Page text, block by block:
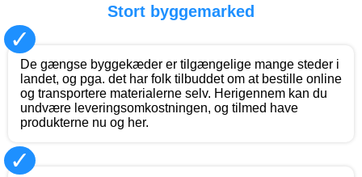
Stort byggemarked
✓
De gængse byggekæder er tilgængelige mange steder i
landet, og pga. det har folk tilbuddet om at bestille online
og transportere materialerne selv. Herigennem kan du
undvære leveringsomkostningen, og tilmed have
produkterne nu og her.
✓